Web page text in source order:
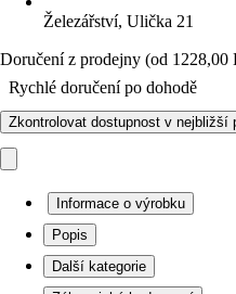
Železářství, Ulička 21
Doručení z prodejny (od 1228,00
Rychlé doručení po dohodě
Zkontrolovat dostupnost v nejbližší
Informace o výrobku
Popis
Další kategorie